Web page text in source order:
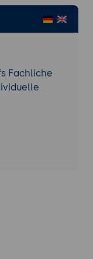
Fachliche